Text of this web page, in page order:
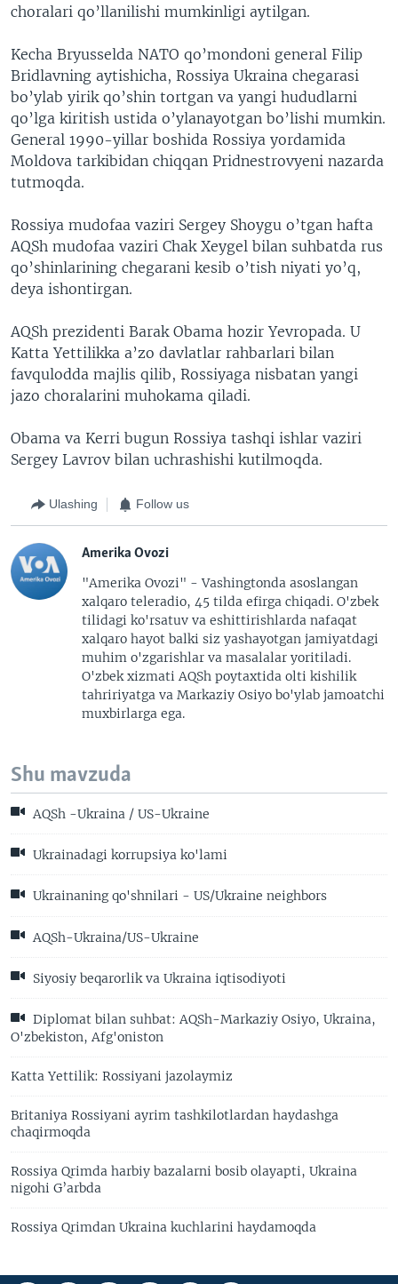
choralari qo’llanilishi mumkinligi aytilgan.
Kecha Bryusselda NATO qo’mondoni general Filip
Bridlavning aytishicha, Rossiya Ukraina chegarasi
bo’ylab yirik qo’shin tortgan va yangi hududlarni
qo’lga kiritish ustida o’ylanayotgan bo’lishi mumkin.
General 1990-yillar boshida Rossiya yordamida
Moldova tarkibidan chiqqan Pridnestrovyeni nazarda
tutmoqda.
Rossiya mudofaa vaziri Sergey Shoygu o’tgan hafta
AQSh mudofaa vaziri Chak Xeygel bilan suhbatda rus
qo’shinlarining chegarani kesib o’tish niyati yo’q,
deya ishontirgan.
AQSh prezidenti Barak Obama hozir Yevropada. U
Katta Yettilikka a’zo davlatlar rahbarlari bilan
favqulodda majlis qilib, Rossiyaga nisbatan yangi
jazo choralarini muhokama qiladi.
Obama va Kerri bugun Rossiya tashqi ishlar vaziri
Sergey Lavrov bilan uchrashishi kutilmoqda.
Ulashing Follow us
Amerika Ovozi
"Amerika Ovozi" - Vashingtonda asoslangan
xalqaro teleradio, 45 tilda efirga chiqadi. O'zbek
tilidagi ko'rsatuv va eshittirishlarda nafaqat
xalqaro hayot balki siz yashayotgan jamiyatdagi
muhim o'zgarishlar va masalalar yoritiladi.
O'zbek xizmati AQSh poytaxtida olti kishilik
tahririyatga va Markaziy Osiyo bo'ylab jamoatchi
muxbirlarga ega.
Shu mavzuda
AQSh -Ukraina / US-Ukraine
Ukrainadagi korrupsiya ko'lami
Ukrainaning qo'shnilari - US/Ukraine neighbors
AQSh-Ukraina/US-Ukraine
Siyosiy beqarorlik va Ukraina iqtisodiyoti
Diplomat bilan suhbat: AQSh-Markaziy Osiyo, Ukraina,
O'zbekiston, Afg'oniston
Katta Yettilik: Rossiyani jazolaymiz
Britaniya Rossiyani ayrim tashkilotlardan haydashga
chaqirmoqda
Rossiya Qrimda harbiy bazalarni bosib olayapti, Ukraina
nigohi G’arbda
Rossiya Qrimdan Ukraina kuchlarini haydamoqda